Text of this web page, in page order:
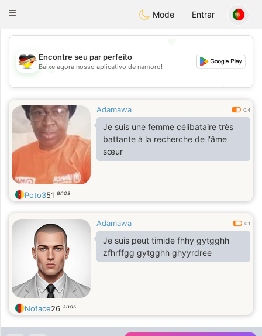
DeutschDating
Toggle
Mode Entrar
💖
💕
Encontre seu par perfeito
Baixe agora nosso aplicativo de namoro!
Adamawa 0.4
Je suis une femme célibataire très
battante à la recherche de l'âme
sœur
Poto351 anos
Adamawa 0.1
Je suis peut timide fhhy gytgghh
zfhrffgg gytgghh ghyyrdree
Noface26 anos